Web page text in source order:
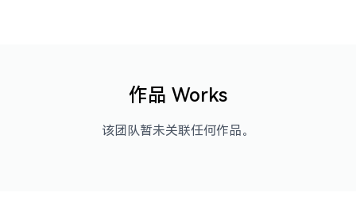
作品 Works
该团队暂未关联任何作品。